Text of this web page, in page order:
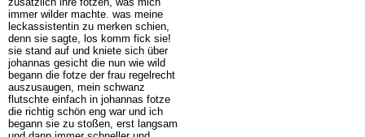
immer wilder machte. was meine
leckassistentin zu merken schien,
denn sie sagte, los komm fick sie!
sie stand auf und kniete sich über
johannas gesicht die nun wie wild
begann die fotze der frau regelrecht
auszusaugen, mein schwanz
flutschte einfach in johannas fotze
die richtig schön eng war und ich
begann sie zu stoßen, erst langsam